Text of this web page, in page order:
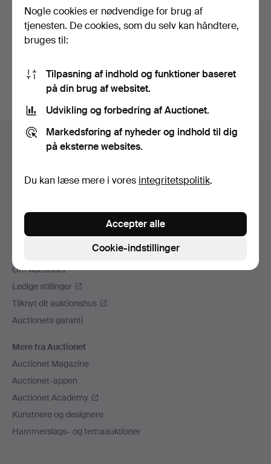
eller log ind via Facebook her
Sidefodsnavigation
Hjælp og kontaktoplysninger
Alle auktionshuse
Om Auctionet
Ledige stillinger
Tilknyt dit auktionshus
Auctionets garanti
Mere fra Auctionet
Auctionet Magazine
Auctionet-appen
Auctionet Academy
Kunstnere og designere
Hammerslags- og temaauktioner
Nogle cookies er nødvendige for brug af
tjenesten. De cookies, som du selv kan håndtere,
bruges til:
Tilpasning af indhold og funktioner baseret
på din brug af websitet.
Udvikling og forbedring af Auctionet.
Markedsføring af nyheder og indhold til dig
på eksterne websites.
Du kan læse mere i vores integritetspolitik.
Cookie-indstillinger
Accepter alle